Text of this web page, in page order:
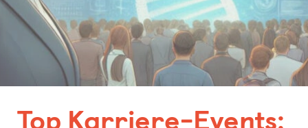
Berlin
Bonn
Kaiserslautern
München
Top Karriere-Events: